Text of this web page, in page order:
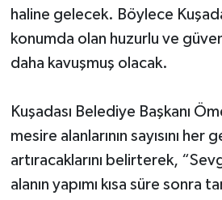
haline gelecek. Böylece
konumda olan huzurlu ve
daha kavuşmuş olacak.
Kuşadası Belediye Başkanı
mesire alanlarının sayısını her
artıracaklarını belirterek,
alanın yapımı kısa süre sonra